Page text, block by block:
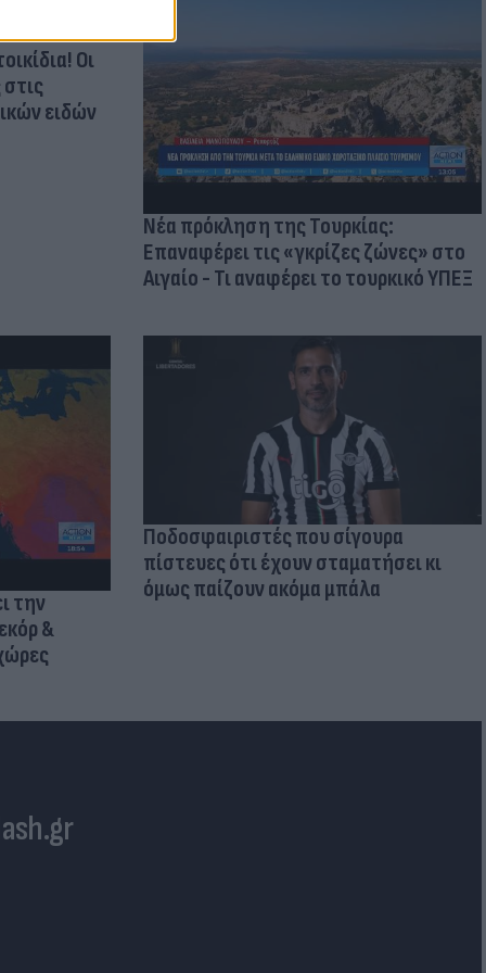
Οι
ειδών
Νέα πρόκληση της Τουρκίας:
Επαναφέρει τις «γκρίζες ζώνες» στο
Αιγαίο - Τι αναφέρει το τουρκικό ΥΠΕΞ
την
&
Ποδοσφαιριστές που σίγουρα
πίστευες ότι έχουν σταματήσει κι
όμως παίζουν ακόμα μπάλα